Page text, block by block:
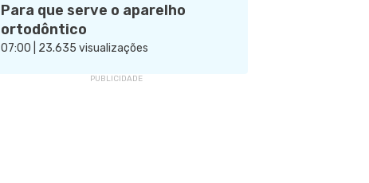
Para que serve o aparelho
ortodôntico
07:00 | 23.635 visualizações